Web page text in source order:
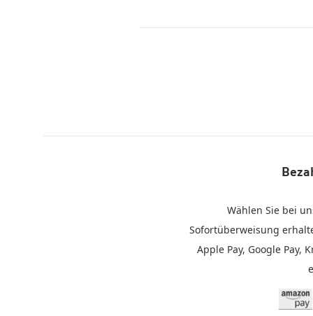
Wählen Sie bei
Sofortüberweisung
Apple Pay, Google Pay,